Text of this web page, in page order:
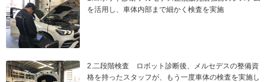
を活用し、車体内部まで細かく検査を実施
2.二段階検査 ロボット診断後、メルセデスの整備資
格を持ったスタッフが、もう一度車体の検査を実施し